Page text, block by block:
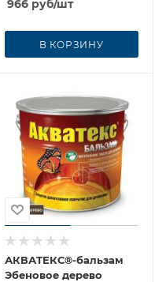
966руб/шт
В КОРЗИНУ
АКВАТЕКС®-бальзам
Эбеновое дерево